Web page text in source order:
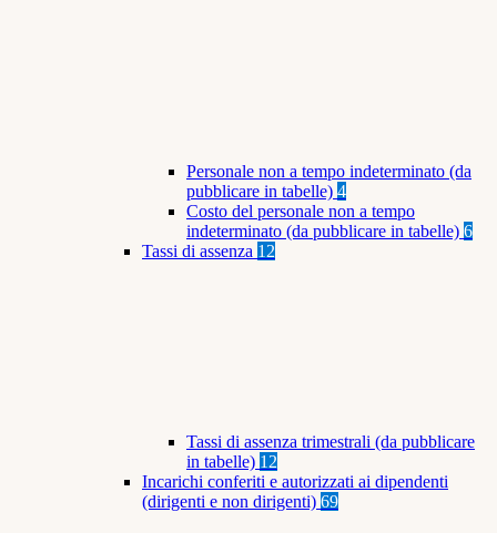
Personale non a tempo indeterminato (da
pubblicare in tabelle) 4
Costo del personale non a tempo
indeterminato (da pubblicare in tabelle) 6
Tassi di assenza 12
Tassi di assenza trimestrali (da pubblicare
in tabelle) 12
Incarichi conferiti e autorizzati ai dipendenti
(dirigenti e non dirigenti) 69